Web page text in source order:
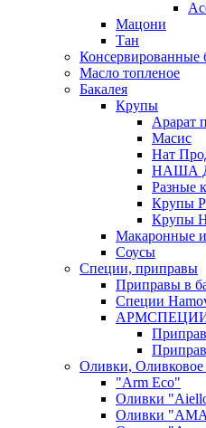
Мацони
Тан
Консервированные
Масло топленое
Бакалея
Крупы
Арарат
Масис
Нат
НАША
Разные
Крупы
Крупы
Макаронные
Соусы
Специи, приправы
Приправы в
Специи
Оливки, Оливковое
"Arm Eco"
Оливки
Оливки